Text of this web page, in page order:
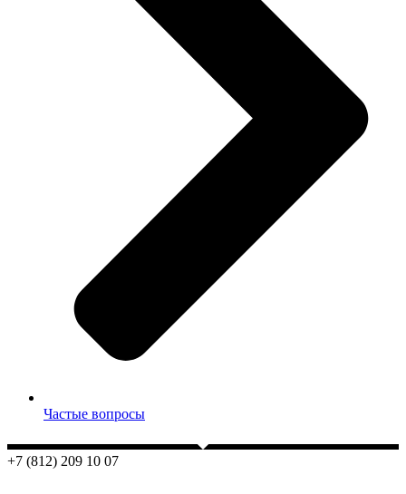
Частые вопросы
+7 (812) 209 10 07